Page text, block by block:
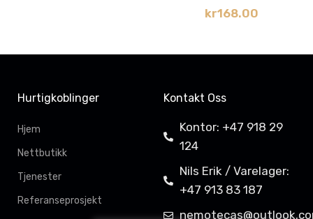
kr168.00
Hurtigkoblinger
Hjem
Nettbutikk
Tjenester
Referanseprosjekt
Kontakt Oss
Kontor: +47 918 29
124
Nils Erik / Varelager:
+47 913 83 187